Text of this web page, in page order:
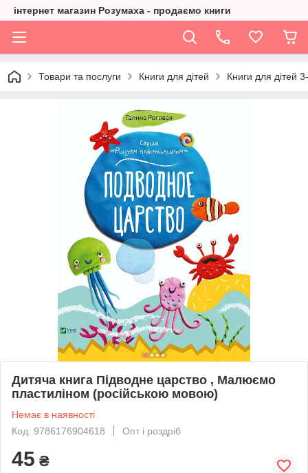
інтернет магазин Розумаха - продаємо книги
Товари та послуги Книги для дітей Книги для дітей
Дитяча книга Підводне царство , Малюємо
пластиліном (російською мовою)
Немає в наявності
Код: 9786176904618
Опт і роздріб
45 ₴